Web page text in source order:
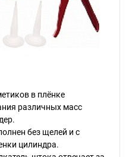
в плёнке
различных масс
без щелей и с
цилиндра.